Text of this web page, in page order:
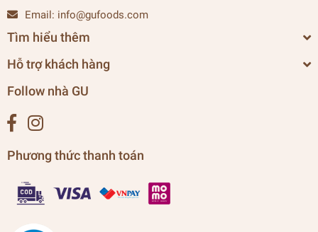
Email: info@gufoods.com
Tìm hiểu thêm
Hỗ trợ khách hàng
Follow nhà GU
Phương thức thanh toán